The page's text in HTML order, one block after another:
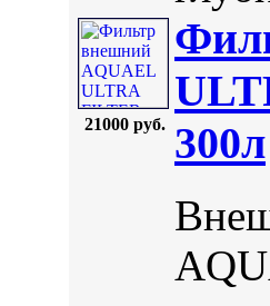
21000 руб. 300л